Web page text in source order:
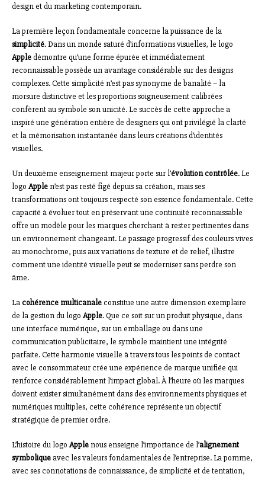
design et du marketing contemporain.
La première leçon fondamentale concerne la puissance de la
simplicité. Dans un monde saturé d’informations visuelles, le logo
Appledémontre qu’une forme épurée et immédiatement
reconnaissable possède un avantage considérable sur des designs
complexes. Cette simplicité n’est pas synonyme de banalité – la
morsure distinctive et les proportions soigneusement calibrées
confèrent au symbole son unicité. Le succès de cette approche a
inspiré une génération entière de designers qui ont privilégié la clarté
et la mémorisation instantanée dans leurs créations d’identités
visuelles.
Un deuxième enseignement majeur porte sur l’évolution contrôlée. Le
logo Apple n’est pas resté figé depuis sa création, mais ses
transformations ont toujours respecté son essence fondamentale. Cette
capacité à évoluer tout en préservant une continuité reconnaissable
offre un modèle pour les marques cherchant à rester pertinentes dans
un environnement changeant. Le passage progressif des couleurs vives
au monochrome, puis aux variations de texture et de relief, illustre
comment une identité visuelle peut se moderniser sans perdre son
âme.
Lacohérence multicanaleconstitue une autre dimension exemplaire
de la gestion du logo Apple. Que ce soit sur un produit physique, dans
une interface numérique, sur un emballage ou dans une
communication publicitaire, le symbole maintient une intégrité
parfaite. Cette harmonie visuelle à travers tous les points de contact
avec le consommateur crée une expérience de marque unifiée qui
renforce considérablement l’impact global. À l’heure où les marques
doivent exister simultanément dans des environnements physiques et
numériques multiples, cette cohérence représente un objectif
stratégique de premier ordre.
L’histoire du logo Apple nous enseigne l’importance de l’alignement
symboliqueavec les valeurs fondamentales de l’entreprise. La pomme,
avec ses connotations de connaissance, de simplicité et de tentation,